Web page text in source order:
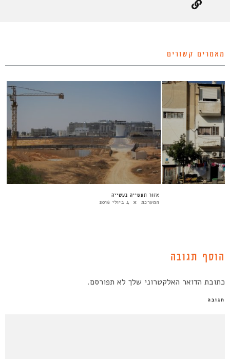
מאמרים קשורים
אזור תעשייה בעשייה
המערכת 4 ביולי 2018
הוסף תגובה
כתובת הדואר האלקטרוני שלך לא תפורסם.
תגובה